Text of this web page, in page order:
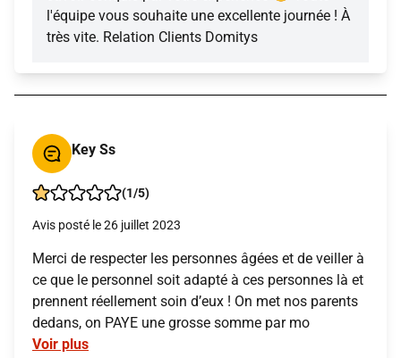
l'équipe vous souhaite une excellente journée ! À
très vite. Relation Clients Domitys
Key Ss
(1/5)
Avis posté le 26 juillet 2023
Merci de respecter les personnes âgées et de veiller à
ce que le personnel soit adapté à ces personnes là et
prennent réellement soin d’eux ! On met nos parents
dedans, on PAYE une grosse somme par mo
Voir plus